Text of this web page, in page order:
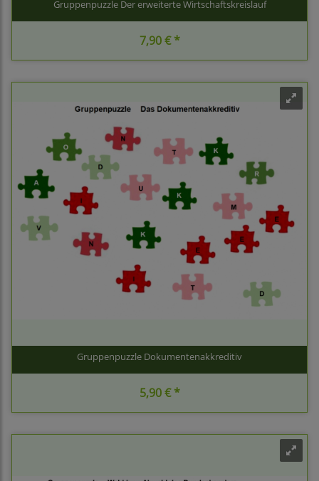
Gruppenpuzzle Der erweiterte Wirtschaftskreislauf
7,90 € *
Gruppenpuzzle Dokumentenakkreditiv
5,90 € *